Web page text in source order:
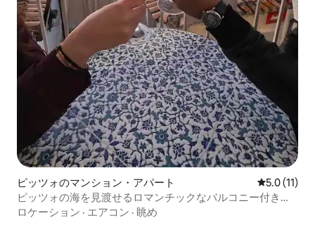
ピッツォのマンション・アパート レビュー11
5.0 (11)
ピッツォの海を見渡せるロマンチックなバルコニー付きの
客室
ロケーション · エアコン · 眺め